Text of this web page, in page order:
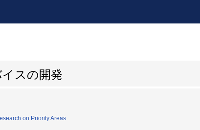
スの開発
on Priority Areas